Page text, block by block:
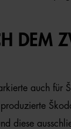
DEM
auch für
diese